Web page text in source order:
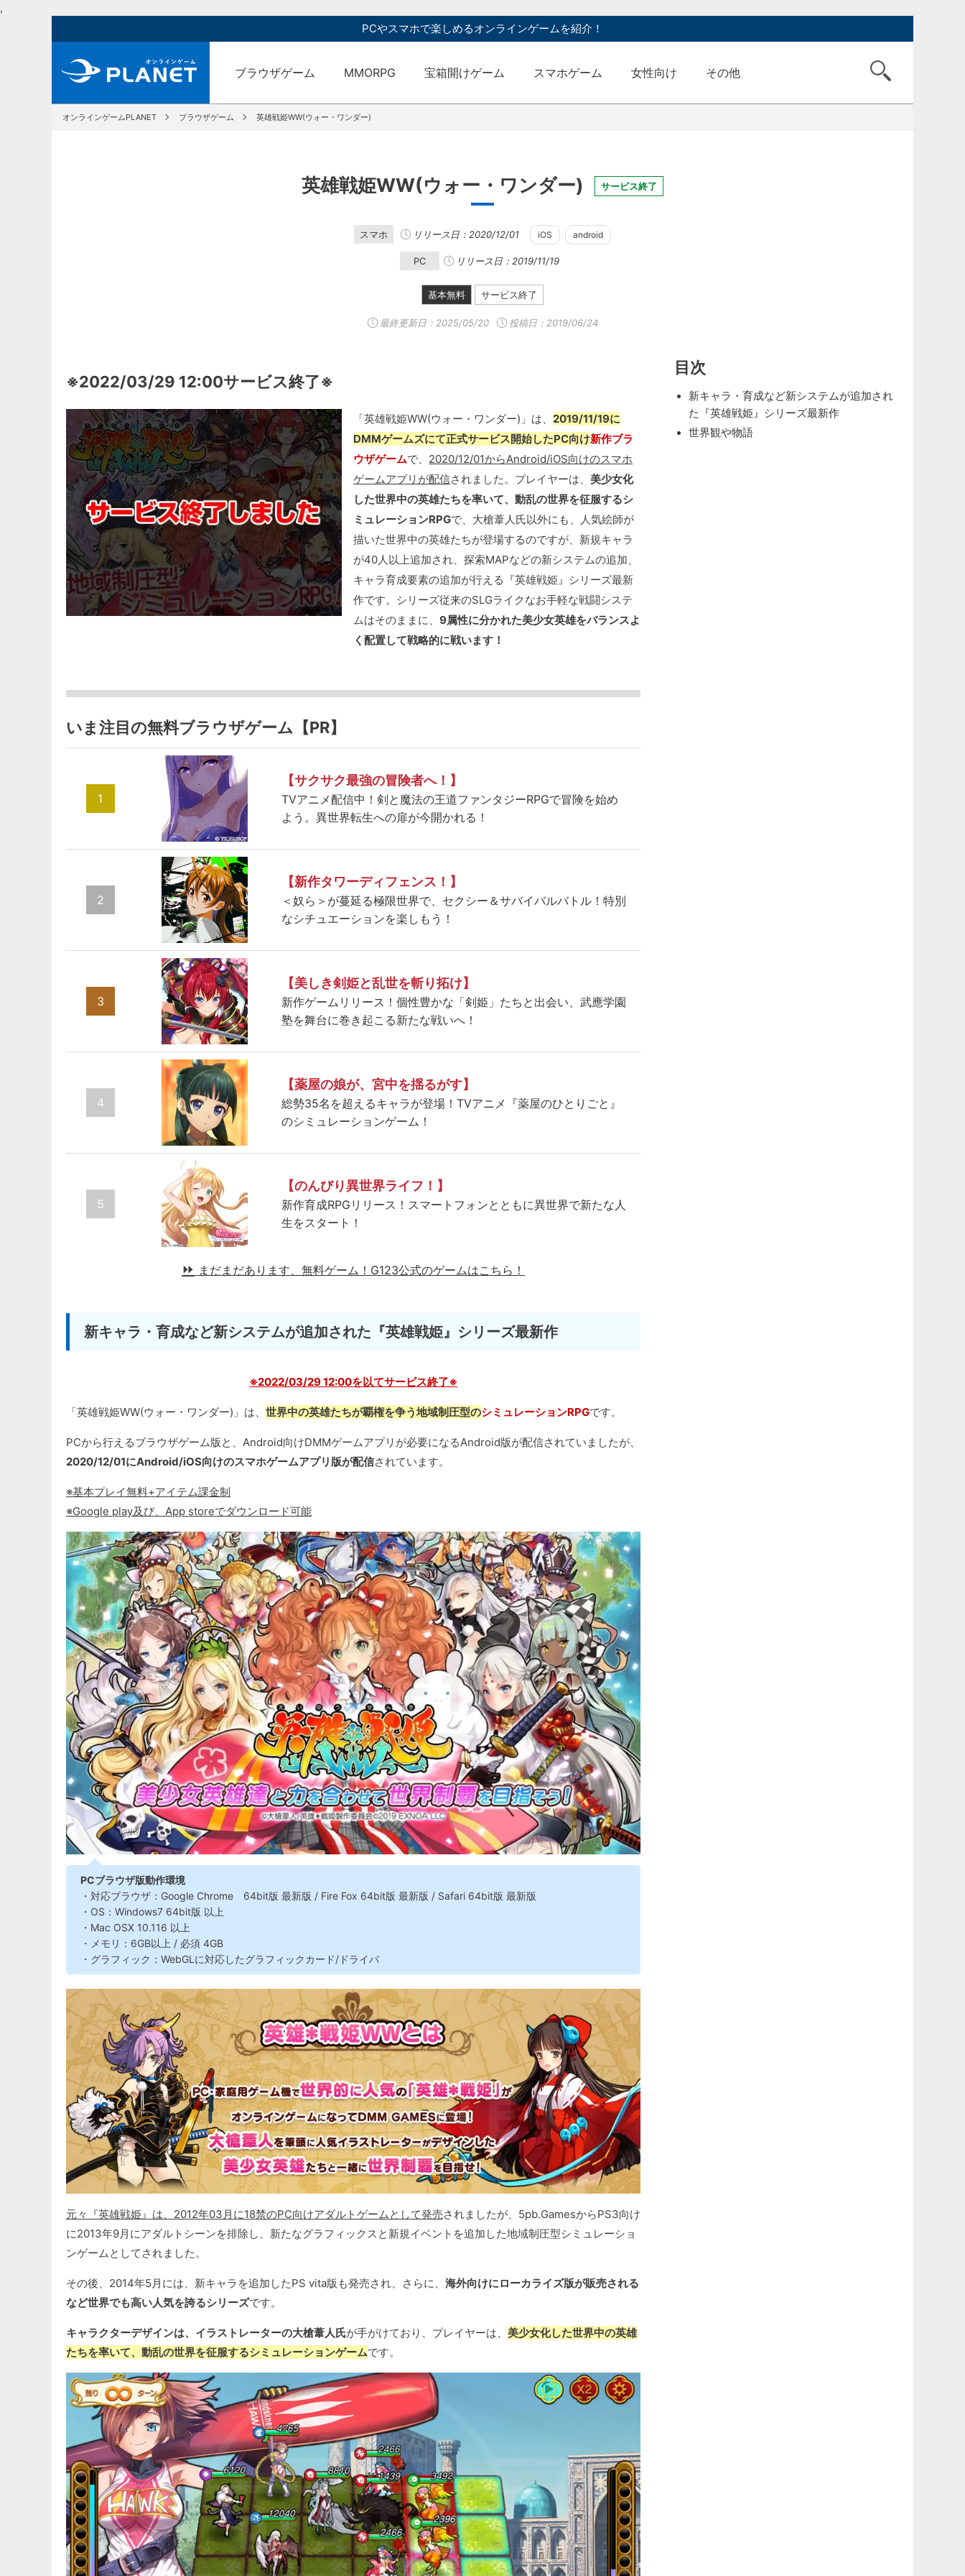
,
PCやスマホで楽しめるオンラインゲームを紹介！
ブラウザゲーム MMORPG 宝箱開けゲーム スマホゲーム 女性向け その他
オンラインゲームPLANET ブラウザゲーム 英雄戦姫WW(ウォー・ワンダー)
英雄戦姫WW(ウォー・ワンダー) サービス終了
スマホ リリース日：2020/12/01 iOS android
PC リリース日：2019/11/19
基本無料 サービス終了
最終更新日： 2025/05/20 投稿日：2019/06/24
※2022/03/29 12:00サービス終了※
「英雄戦姫WW(ウォー・ワンダー)」は、2019/11/19に
DMMゲームズにて正式サービス開始したPC向け新作ブラ
ウザゲームで、 2020/12/01からAndroid/iOS向けのスマホ
ゲームアプリが配信されました。プレイヤーは、美少女化
した世界中の英雄たちを率いて、動乱の世界を征服するシ
ミュレーションRPGで、大槍葦人氏以外にも、人気絵師が
描いた世界中の英雄たちが登場するのですが、新規キャラ
が40人以上追加され、探索MAPなどの新システムの追加、
キャラ育成要素の追加が行える『英雄戦姫』シリーズ最新
作です。シリーズ従来のSLGライクなお手軽な戦闘システ
ムはそのままに、9属性に分かれた美少女英雄をバランスよ
く配置して戦略的に戦います！
いま注目の無料ブラウザゲーム【PR】
1
【サクサク最強の冒険者へ！】
TVアニメ配信中！剣と魔法の王道ファンタジーRPGで冒険を始め
よう。異世界転生への扉が今開かれる！
2
【新作タワーディフェンス！】
＜奴ら＞が蔓延る極限世界で、セクシー＆サバイバルバトル！特別
なシチュエーションを楽しもう！
3
【美しき剣姫と乱世を斬り拓け】
新作ゲームリリース！個性豊かな「剣姫」たちと出会い、武應学園
塾を舞台に巻き起こる新たな戦いへ！
4
【薬屋の娘が、宮中を揺るがす】
総勢35名を超えるキャラが登場！TVアニメ『薬屋のひとりごと』
のシミュレーションゲーム！
5
【のんびり異世界ライフ！】
新作育成RPGリリース！スマートフォンとともに異世界で新たな人
生をスタート！
まだまだあります、無料ゲーム！ G123公式のゲームはこちら！
新キャラ・育成など新システムが追加された『英雄戦姫』シリーズ最新作
※2022/03/29 12:00を以てサービス終了※
「英雄戦姫WW(ウォー・ワンダー)」は、 世界中の英雄たちが覇権を争う地域制圧型のシミュレーションRPGです。
PCから行えるブラウザゲーム版と、Android向けDMMゲームアプリが必要になるAndroid版が配信されていましたが、
2020/12/01にAndroid/iOS向けのスマホゲームアプリ版が配信されています。
※基本プレイ無料+アイテム課金制
※Google play及び、App storeでダウンロード可能
PCブラウザ版動作環境
・対応ブラウザ：Google Chrome 64bit版 最新版 / Fire Fox 64bit版 最新版 / Safari 64bit版 最新版
・OS：Windows7 64bit版 以上
・Mac OSX 10.116 以上
・メモリ：6GB以上 / 必須 4GB
・グラフィック：WebGLに対応したグラフィックカード/ドライバ
元々『英雄戦姫』は、2012年03月に18禁のPC向けアダルトゲームとして発売されましたが、5pb.GamesからPS3向け
に2013年9月にアダルトシーンを排除し、新たなグラフィックスと新規イベントを追加した地域制圧型シミュレーショ
ンゲームとしてされました。
その後、2014年5月には、新キャラを追加したPS vita版も発売され、さらに、 海外向けにローカライズ版が販売される
など世界でも高い人気を誇るシリーズです。
キャラクターデザインは、イラストレーターの大槍葦人氏が手がけており、プレイヤーは、 美少女化した世界中の英雄
たちを率いて、動乱の世界を征服するシミュレーションゲームです。
目次
新キャラ・育成など新システムが追加され
た『英雄戦姫』シリーズ最新作
世界観や物語